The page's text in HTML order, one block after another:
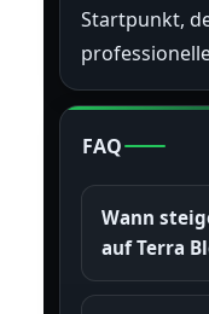
Startpunkt,
FAQ
Wann
auf Terra